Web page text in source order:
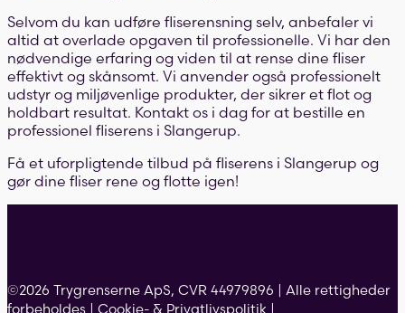
Selvom du kan udføre fliserensning selv, anbefaler vi
altid at overlade opgaven til professionelle. Vi har den
nødvendige erfaring og viden til at rense dine fliser
effektivt og skånsomt. Vi anvender også professionelt
udstyr og miljøvenlige produkter, der sikrer et flot og
holdbart resultat. Kontakt os i dag for at bestille en
professionel fliserens i Slangerup.
Få et uforpligtende tilbud på fliserens i Slangerup og
gør dine fliser rene og flotte igen!
©2026 Trygrenserne ApS, CVR 44979896 | Alle rettigheder
forbeholdes | Cookie- & Privatlivspolitik |